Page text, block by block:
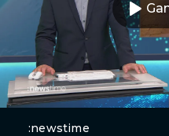
:newstime